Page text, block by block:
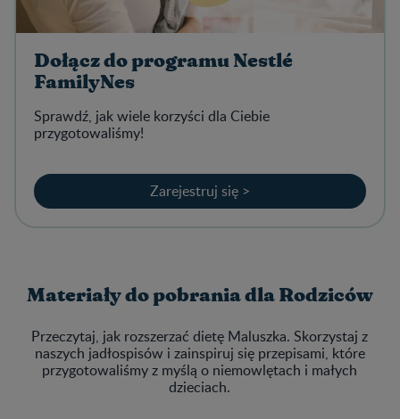
Dołącz do programu Nestlé
FamilyNes
Sprawdź, jak wiele korzyści dla Ciebie
przygotowaliśmy!
Zarejestruj się >
Materiały do pobrania dla Rodziców
Przeczytaj, jak rozszerzać dietę Maluszka. Skorzystaj z
naszych jadłospisów i zainspiruj się przepisami, które
przygotowaliśmy z myślą o niemowlętach i małych
dzieciach.